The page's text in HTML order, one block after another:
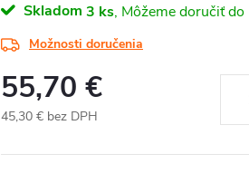
Skladom 3 ks
Možnosti doručenia
55,70 €
45,30 € bez DPH
cena: